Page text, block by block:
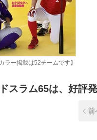
ラー掲載は52チームです】
スラム65は、好評
前